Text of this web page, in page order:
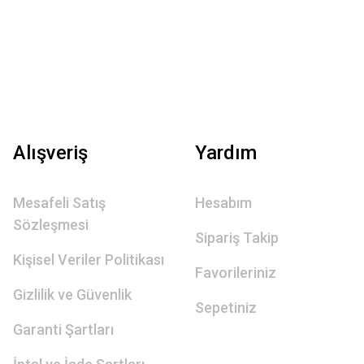
Alışveriş
Mesafeli Satış
Sözleşmesi
Kişisel Veriler Politikası
Gizlilik ve Güvenlik
Garanti Şartları
Yardım
Hesabım
Sipariş Takip
Favorileriniz
Sepetiniz